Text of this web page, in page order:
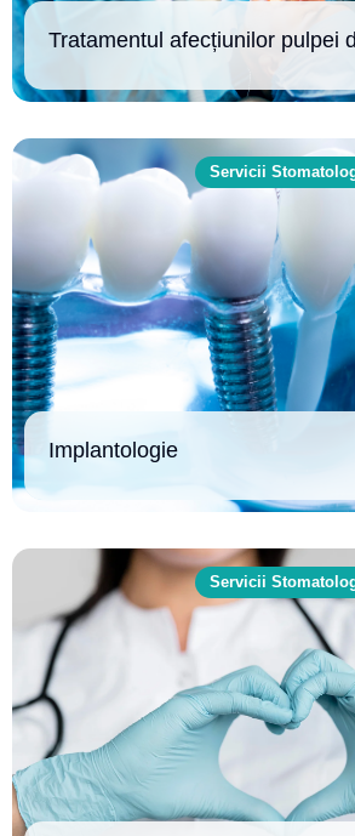
Tratamentul afecțiunilor pulpei
Servicii
Implantologie
Servicii